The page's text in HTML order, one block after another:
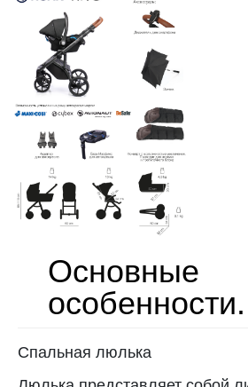
Основные
особенности.
Спальная люлька